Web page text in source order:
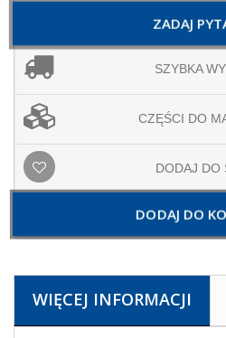
ZADAJ
SZYBKA
CZĘŚCI DO
DODAJ DO
DODAJ DO
WIĘCEJ INFORMACJI